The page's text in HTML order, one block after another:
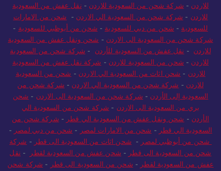
للاردن - شركة شحن من السعودية للاردن - نقل عفش من السعودية
للاردن - شركة شحن من السعودية الي الاردن - شحن من الامارات
للسعودية - شحن من دبي للسعودية - شحن من أبوظبي للسعودية -
شركة شحن من السعودية الى الاردن - شحن ونقل عفش من السعودية
للاردن - نقل عفش من السعودية للأردن - شركة شحن من السعودية
للاردن - شحن من السعودية للاردن - شركة نقل عفش من السعودية
للاردن - شحن اثاث من السعودية الي الاردن - شحن من السعودية
للاردن - شركة شحن من السعودية الي الاردن - شركة شحن من
السعودية إلى الأردن - شركة شحن من السعودية الى الاردن - شحن
بري من السعودية الى الاردن - شركة شحن من السعودية الي
الأردن - شحن ونقل عفش من السعودية الي قطر - شركة شحن من
السعودية الي قطر - شحن من الامارات لمصر - شحن من دبي لمصر -
شحن من أبوظبي لمصر - شحن اثاث من السعودية الى قطر - شركة
شحن من السعودية الى قطر - شحن عفش من السعودية لقطر - نقل
عفش من السعودية لقطر - شحن من السعودية الى قطر - شركة شحن